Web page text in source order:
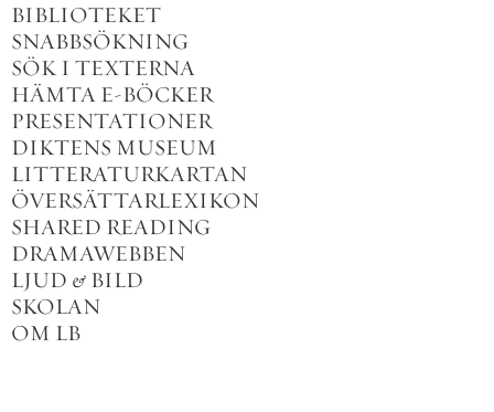
BIBLIOTEKET
SNABBSÖKNING
SÖK I TEXTERNA
HÄMTA E-BÖCKER
PRESENTATIONER
DIKTENS MUSEUM
LITTERATURKARTAN
ÖVERSÄTTARLEXIKON
SHARED READING
DRAMAWEBBEN
LJUD & BILD
SKOLAN
OM LB